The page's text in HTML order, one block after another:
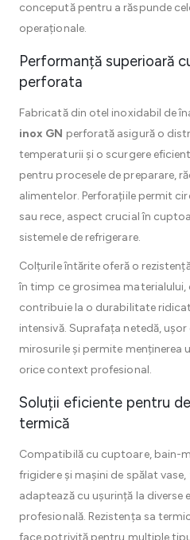
concepută pentru a răspunde
operaționale.
Performanță superioară
perforata
Fabricată din otel inoxidabil de
inox GN perforată asigură o
temperaturii și o scurgere
pentru procesele de preparare,
alimentelor. Perforațiile permit
sau rece, aspect crucial în
sistemele de refrigerare.
Colțurile întărite oferă o
în timp ce grosimea
contribuie la o durabilitate
intensivă. Suprafața netedă,
mirosurile și permite menținerea
orice context profesional.
Soluții eficiente pentru
termică
Compatibilă cu cuptoare, bain-
frigidere și mașini de spălat vase,
adaptează cu ușurință la diverse
profesională. Rezistența sa
face potrivită pentru multiple